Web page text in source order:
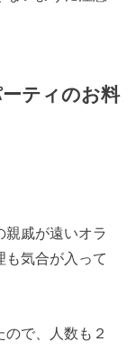
ティのお料
親戚が遠いオラ
も気合が入って
で、人数も２